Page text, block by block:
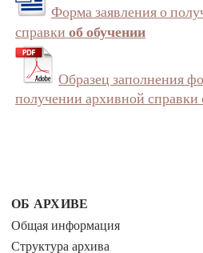
Форма заявления о
справки об обучении
Образец заполнения
получении архивной справки
ОБ АРХИВЕ
Общая информация
Структура архива